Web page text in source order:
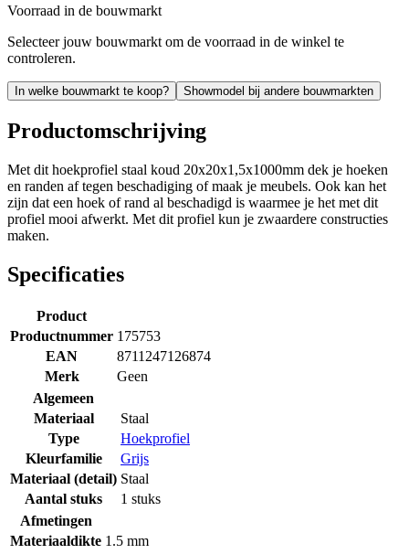
Voorraad in de bouwmarkt
Selecteer jouw bouwmarkt om de voorraad in de winkel te
controleren.
In welke bouwmarkt te koop? Showmodel bij andere bouwmarkten
Productomschrijving
Met dit hoekprofiel staal koud 20x20x1,5x1000mm dek je hoeken
en randen af tegen beschadiging of maak je meubels. Ook kan het
zijn dat een hoek of rand al beschadigd is waarmee je het met dit
profiel mooi afwerkt. Met dit profiel kun je zwaardere constructies
maken.
Specificaties
Product
Productnummer 175753
EAN
8711247126874
Merk
Geen
Algemeen
Materiaal
Staal
Type
Hoekprofiel
Kleurfamilie
Grijs
Materiaal (detail) Staal
Aantal stuks
1 stuks
Afmetingen
Materiaaldikte 1.5 mm